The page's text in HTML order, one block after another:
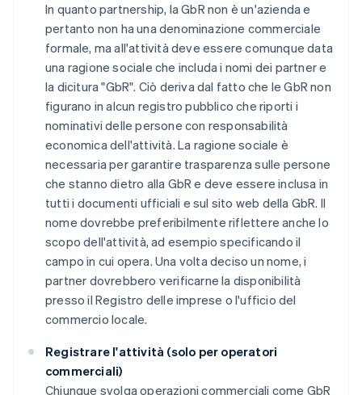
In quanto partnership, la GbR non è un'azienda e
pertanto non ha una denominazione commerciale
formale, ma all'attività deve essere comunque data
una ragione sociale che includa i nomi dei partner e
la dicitura "GbR". Ciò deriva dal fatto che le GbR non
figurano in alcun registro pubblico che riporti i
nominativi delle persone con responsabilità
economica dell'attività. La ragione sociale è
necessaria per garantire trasparenza sulle persone
che stanno dietro alla GbR e deve essere inclusa in
tutti i documenti ufficiali e sul sito web della GbR. Il
nome dovrebbe preferibilmente riflettere anche lo
scopo dell'attività, ad esempio specificando il
campo in cui opera. Una volta deciso un nome, i
partner dovrebbero verificarne la disponibilità
presso il Registro delle imprese o l'ufficio del
commercio locale.
Registrare l'attività (solo per operatori
commerciali)
Chiunque svolga operazioni commerciali come GbR